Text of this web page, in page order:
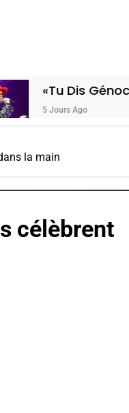
Dis Génocide, Je
Ago
la main
célèbrent